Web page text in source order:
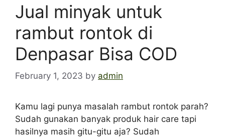
Jual minyak untuk
rambut rontok di
Denpasar Bisa COD
February 1, 2023 by admin
Kamu lagi punya masalah rambut rontok parah?
Sudah gunakan banyak produk hair care tapi
hasilnya masih gitu-gitu aja? Sudah